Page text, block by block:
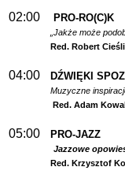
02:00 PRO-RO(C)K
„Jakże może
Red. Robert
04:00 DŹWIĘKI
Muzyczne
Red. Adam
05:00 PRO-JAZZ
Jazzowe
Red. Krzysztof